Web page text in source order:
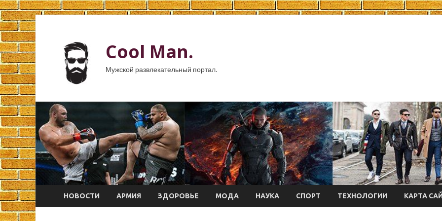
Cool Man.
Мужской развлекательный портал.
НОВОСТИ АРМИЯ ЗДОРОВЬЕ МОДА НАУКА СПОРТ ТЕХНОЛОГИИ КАРТА